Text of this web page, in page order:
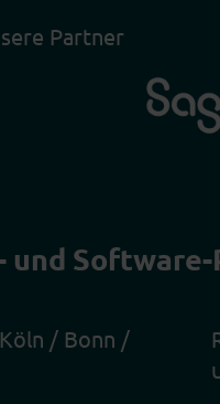
Partner
und
/ Bonn /